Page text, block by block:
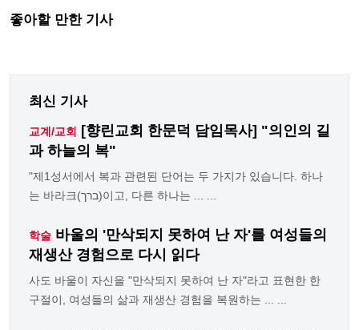
좋아할 만한 기사
최신 기사
교계/교회
[향린교회 한문덕 담임목사] "의인의 길
과 하늘의 복"
"제1성서에서 복과 관련된 단어는 두 가지가 있습니다. 하나
는 바라크(ברך)이고, 다른 하나는 ... ...
학술 바울의 '만삭되지 못하여 난 자'를 여성들의
재생산 경험으로 다시 읽다
사도 바울이 자신을 "만삭되지 못하여 난 자"라고 표현한 한
구절이, 여성들의 삶과 재생산 경험을 복원하는 ... ...